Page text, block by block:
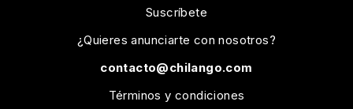
Suscríbete
¿Quieres anunciarte con nosotros?
contacto@chilango.com
Términos y condiciones